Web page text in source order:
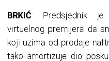
BRKIĆ: Predsjednik je
virtuelnog premijera da
koji uzima od prodaje
tako amortizuje dio